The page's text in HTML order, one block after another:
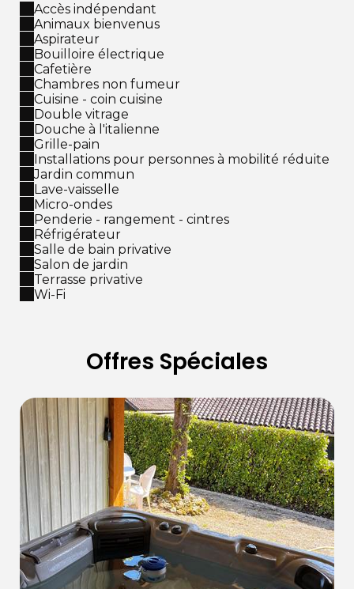
Accès indépendant
Animaux bienvenus
Aspirateur
Bouilloire électrique
Cafetière
Chambres non fumeur
Cuisine - coin cuisine
Double vitrage
Douche à l'italienne
Grille-pain
Installations pour personnes à mobilité réduite
Jardin commun
Lave-vaisselle
Micro-ondes
Penderie - rangement - cintres
Réfrigérateur
Salle de bain privative
Salon de jardin
Terrasse privative
Wi-Fi
Offres Spéciales